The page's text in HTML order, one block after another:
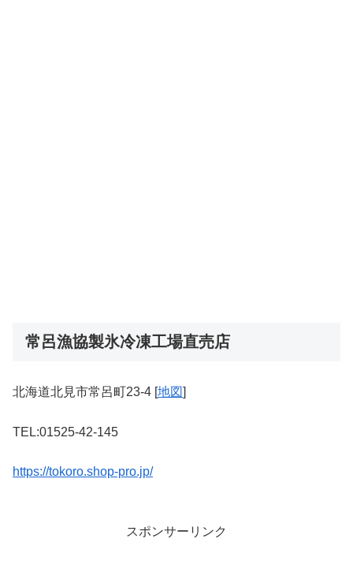
常呂漁協製氷冷凍工場直売店
北海道北見市常呂町23-4 [地図]
TEL:01525-42-145
https://tokoro.shop-pro.jp/
スポンサーリンク